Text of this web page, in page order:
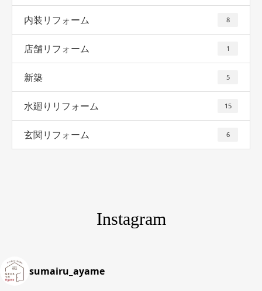
内装リフォーム 8
店舗リフォーム 1
新築 5
水廻りリフォーム 15
玄関リフォーム 6
Instagram
sumairu_ayame